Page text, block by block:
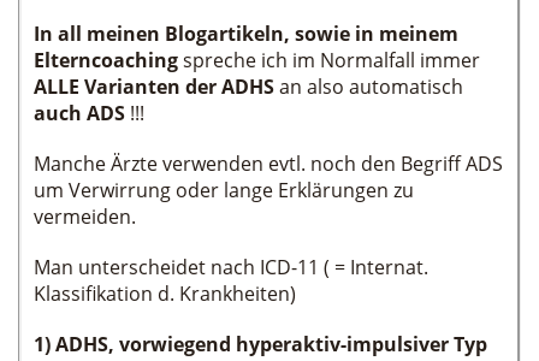
In all meinen Blogartikeln, sowie in meinem
Elterncoachingspreche ich im Normalfall immer
ALLE Varianten der ADHSan also automatisch
auch ADS !!!
Manche Ärzte verwenden evtl. noch den Begriff ADS
um Verwirrung oder lange Erklärungen zu
vermeiden.
Man unterscheidet nach ICD-11 ( = Internat.
Klassifikation d. Krankheiten)
1) ADHS, vorwiegend hyperaktiv-impulsiver Typ